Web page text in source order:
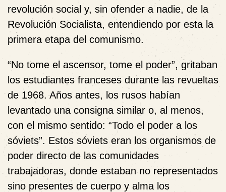
revolución social y, sin ofender a nadie, de la
Revolución Socialista, entendiendo por esta la
primera etapa del comunismo.
“No tome el ascensor, tome el poder”, gritaban
los estudiantes franceses durante las revueltas
de 1968. Años antes, los rusos habían
levantado una consigna similar o, al menos,
con el mismo sentido: “Todo el poder a los
sóviets”. Estos sóviets eran los organismos de
poder directo de las comunidades
trabajadoras, donde estaban no representados
sino presentes de cuerpo y alma los